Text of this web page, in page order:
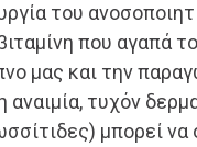
του
που αγαπά
μας και την
αναιμία, τυχόν
μπορεί